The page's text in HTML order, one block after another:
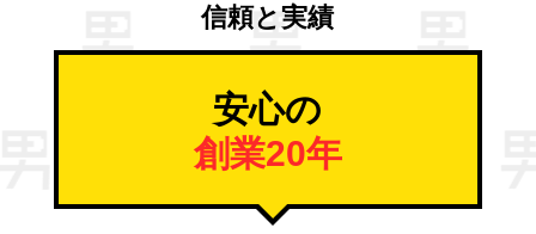
信頼と実績
安心の
創業20年